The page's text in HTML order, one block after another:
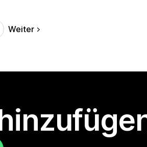
Weiter